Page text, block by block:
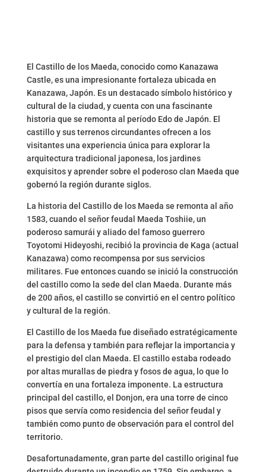
El Castillo de los Maeda, conocido como Kanazawa
Castle, es una impresionante fortaleza ubicada en
Kanazawa, Japón. Es un destacado símbolo histórico y
cultural de la ciudad, y cuenta con una fascinante
historia que se remonta al período Edo de Japón. El
castillo y sus terrenos circundantes ofrecen a los
visitantes una experiencia única para explorar la
arquitectura tradicional japonesa, los jardines
exquisitos y aprender sobre el poderoso clan Maeda que
gobernó la región durante siglos.
La historia del Castillo de los Maeda se remonta al año
1583, cuando el señor feudal Maeda Toshiie, un
poderoso samurái y aliado del famoso guerrero
Toyotomi Hideyoshi, recibió la provincia de Kaga (actual
Kanazawa) como recompensa por sus servicios
militares. Fue entonces cuando se inició la construcción
del castillo como la sede del clan Maeda. Durante más
de 200 años, el castillo se convirtió en el centro político
y cultural de la región.
El Castillo de los Maeda fue diseñado estratégicamente
para la defensa y también para reflejar la importancia y
el prestigio del clan Maeda. El castillo estaba rodeado
por altas murallas de piedra y fosos de agua, lo que lo
convertía en una fortaleza imponente. La estructura
principal del castillo, el Donjon, era una torre de cinco
pisos que servía como residencia del señor feudal y
también como punto de observación para el control del
territorio.
Desafortunadamente, gran parte del castillo original fue